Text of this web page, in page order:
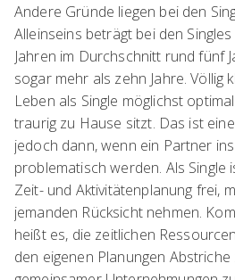
Andere Gründe liegen bei den
Alleinseins beträgt bei den
Jahren im Durchschnitt rund fünf
sogar mehr als zehn Jahre. Völlig
Leben als Single möglichst
traurig zu Hause sitzt. Das ist
jedoch dann, wenn ein Partner
problematisch werden. Als Single
Zeit- und Aktivitätenplanung frei,
jemanden Rücksicht nehmen.
heißt es, die zeitlichen
den eigenen Planungen